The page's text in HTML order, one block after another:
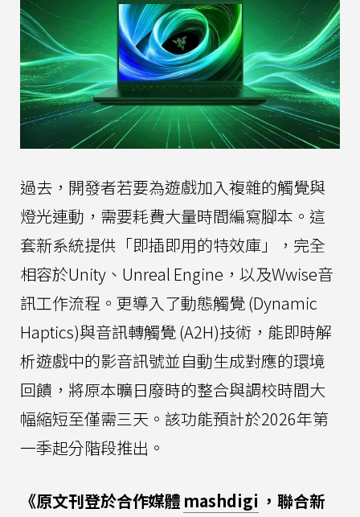
過去，開發者若要為遊戲加入複雜的觸覺與
燈光連動，需要耗費大量時間編寫腳本。這
套新系統提供「即插即用的特效庫」，完全
相容於Unity、Unreal Engine，以及Wwise音
訊工作流程。更導入了動態觸覺 (Dynamic
Haptics)與音訊轉觸覺 (A2H)技術，能即時解
析遊戲中的影音訊號並自動生成對應的環境
回饋，將原本曠日廢時的整合與調校時間大
幅縮短至僅需三天。該功能預計於2026年第
一季起分階段推出。
《原文刊登於合作媒體 mashdigi ，聯合新